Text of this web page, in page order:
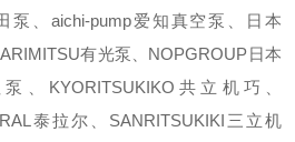
泵、aichi-pump爱知真空泵、日本
有光泵、NOPGROUP日本
、KYORITSUKIKO共立机巧、
泰拉尔、SANRITSUKIKI三立机